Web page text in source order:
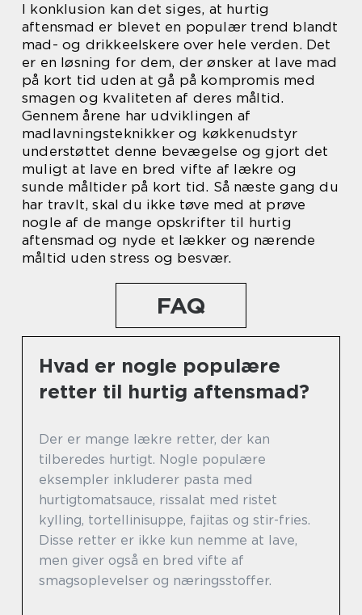
I konklusion kan det siges, at hurtig
aftensmad er blevet en populær trend blandt
mad- og drikkeelskere over hele verden. Det
er en løsning for dem, der ønsker at lave mad
på kort tid uden at gå på kompromis med
smagen og kvaliteten af deres måltid.
Gennem årene har udviklingen af
madlavningsteknikker og køkkenudstyr
understøttet denne bevægelse og gjort det
muligt at lave en bred vifte af lækre og
sunde måltider på kort tid. Så næste gang du
har travlt, skal du ikke tøve med at prøve
nogle af de mange opskrifter til hurtig
aftensmad og nyde et lækker og nærende
måltid uden stress og besvær.
FAQ
Hvad er nogle populære
retter til hurtig aftensmad?
Der er mange lækre retter, der kan
tilberedes hurtigt. Nogle populære
eksempler inkluderer pasta med
hurtigtomatsauce, rissalat med ristet
kylling, tortellinisuppe, fajitas og stir-fries.
Disse retter er ikke kun nemme at lave,
men giver også en bred vifte af
smagsoplevelser og næringsstoffer.